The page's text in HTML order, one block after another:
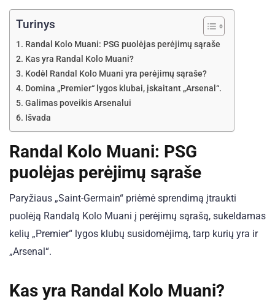
Turinys
Randal Kolo Muani: PSG puolėjas perėjimų sąraše
Kas yra Randal Kolo Muani?
Kodėl Randal Kolo Muani yra perėjimų sąraše?
Domina „Premier“ lygos klubai, įskaitant „Arsenal“.
Galimas poveikis Arsenalui
Išvada
Randal Kolo Muani: PSG
puolėjas perėjimų sąraše
Paryžiaus „Saint-Germain“ priėmė sprendimą įtraukti
puolėją Randalą Kolo Muani į perėjimų sąrašą, sukeldamas
kelių „Premier“ lygos klubų susidomėjimą, tarp kurių yra ir
„Arsenal“.
Kas yra Randal Kolo Muani?